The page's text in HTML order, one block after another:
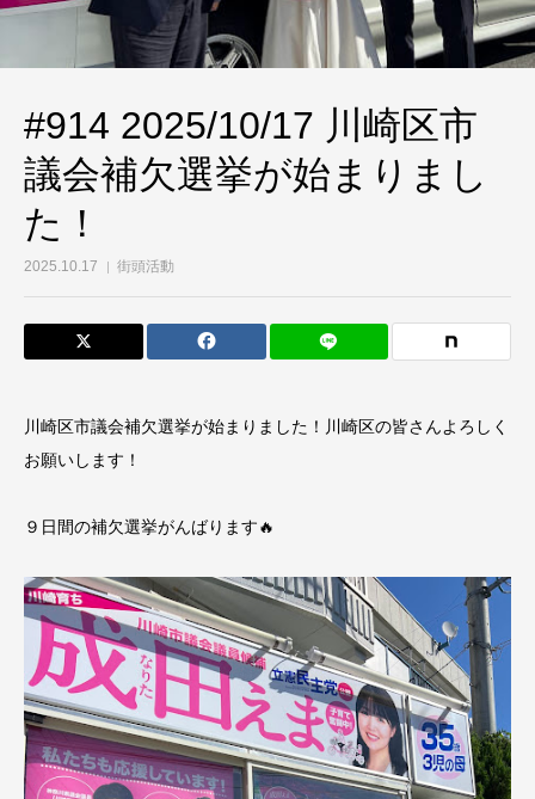
#914 2025/10/17 川崎区市
議会補欠選挙が始まりまし
た！
2025.10.17 街頭活動
川崎区市議会補欠選挙が始まりました！川崎区の皆さんよろしく
お願いします！
９日間の補欠選挙がんばります🔥